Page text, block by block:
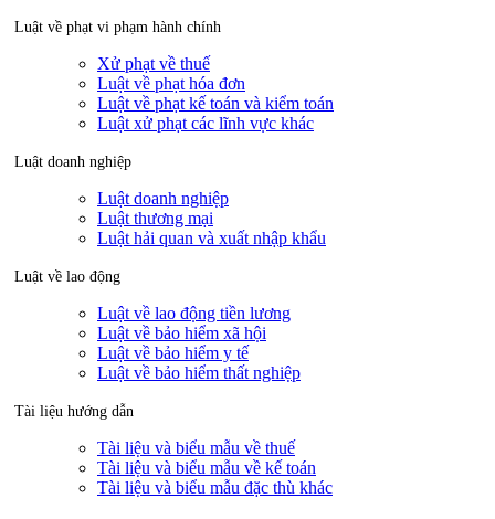
Luật về phạt vi phạm hành chính
Xử phạt về thuế
Luật về phạt hóa đơn
Luật về phạt kế toán và kiểm toán
Luật xử phạt các lĩnh vực khác
Luật doanh nghiệp
Luật doanh nghiệp
Luật thương mại
Luật hải quan và xuất nhập khẩu
Luật về lao động
Luật về lao động tiền lương
Luật về bảo hiểm xã hội
Luật về bảo hiểm y tế
Luật về bảo hiểm thất nghiệp
Tài liệu hướng dẫn
Tài liệu và biểu mẫu về thuế
Tài liệu và biểu mẫu về kế toán
Tài liệu và biểu mẫu đặc thù khác